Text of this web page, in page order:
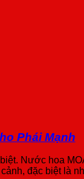
Phái Mạnh
Nước hoa
đặc biệt là